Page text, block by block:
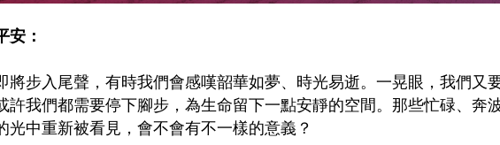
安：
將步入尾聲，有時我們會感嘆韶華如夢、時光易逝。一晃眼，我們又
許我們都需要停下腳步，為生命留下一點安靜的空間。那些忙碌、奔
光中重新被看見，會不會有不一樣的意義？